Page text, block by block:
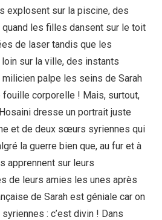
explosent sur la piscine, des
quand les filles dansent sur le toit
de laser tandis que les
sur la ville, des instants
milicien palpe les seins de Sarah
fouille corporelle ! Mais, surtout,
dresse un portrait juste
et de deux sœurs syriennes qui
la guerre bien que, au fur et à
apprennent sur leurs
de leurs amies les unes après
de Sarah est géniale car on
: c’est divin ! Dans